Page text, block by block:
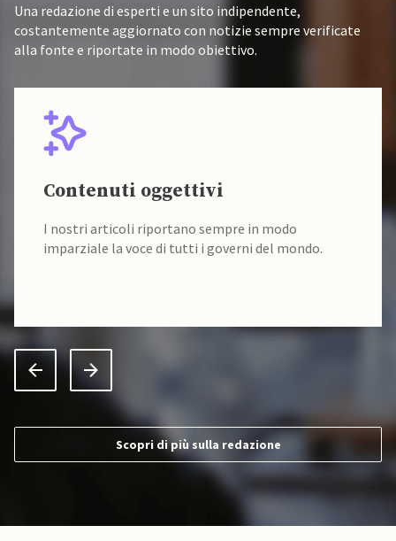
Una redazione di esperti e un sito indipendente,
costantemente aggiornato con notizie sempre verificate
alla fonte e riportate in modo obiettivo.
Contenuti oggettivi
I nostri articoli riportano sempre in modo
imparziale la voce di tutti i governi del mondo.
Scopri di più sulla redazione